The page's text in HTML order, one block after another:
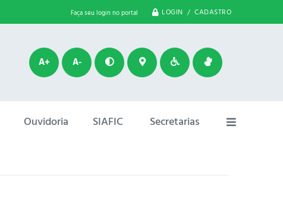
Faça seu login no portal LOGIN / CADASTRO
A+ A-
Ouvidoria SIAFIC Secretarias